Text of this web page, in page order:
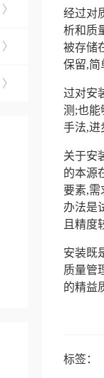
〉
〉
〉
经过对
析和质
被存储
保留,简
过对安
测;也能
手法,进
关于安
的本源
要素,需
办法是
且精度
安装既
质量管
的精益
标签：